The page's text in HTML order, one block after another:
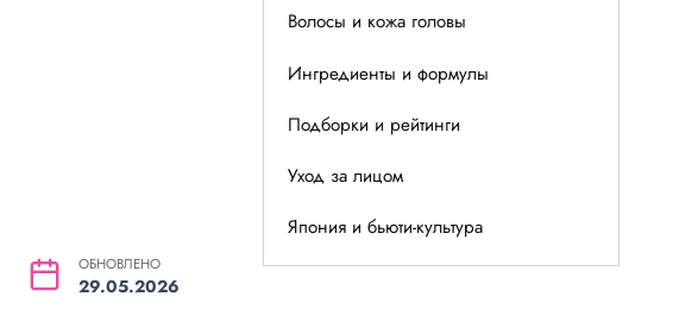
ОБНОВЛЕНО
29.05.2026
Волосы и кожа головы
Ингредиенты и формулы
Подборки и рейтинги
Уход за лицом
Япония и бьюти-культура